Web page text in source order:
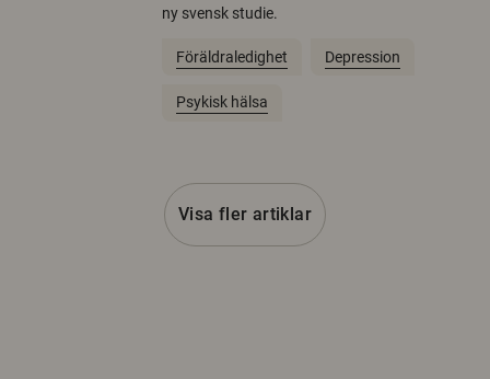
ny svensk studie.
Föräldraledighet Depression
Psykisk hälsa
Visa fler artiklar